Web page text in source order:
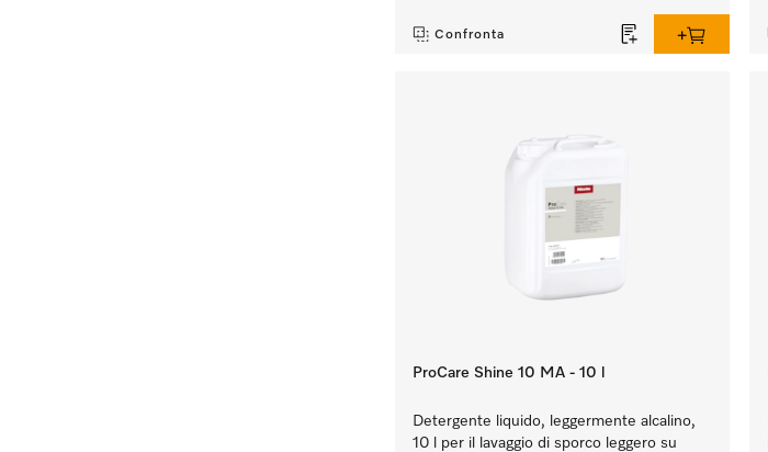
Confronta
ProCare Shine 10 MA - 10 l
Detergente liquido, leggermente alcalino,
10 l per il lavaggio di sporco leggero su